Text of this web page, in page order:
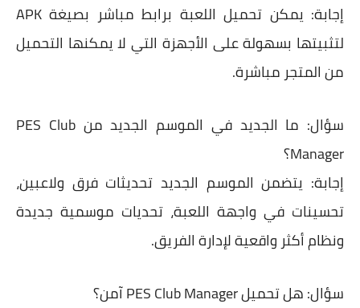
إجابة: يمكن تحميل اللعبة برابط مباشر بصيغة APK
لتثبيتها بسهولة على الأجهزة التي لا يمكنها التحميل
من المتجر مباشرة.
سؤال:
ما الجديد في الموسم الجديد من PES Club
Manager؟
إجابة: يتضمن الموسم الجديد تحديثات فرق ولاعبين،
تحسينات في واجهة اللعبة، تحديات موسمية جديدة
ونظام أكثر واقعية لإدارة الفريق.
سؤال:هل تحميل PES Club Manager آمن؟